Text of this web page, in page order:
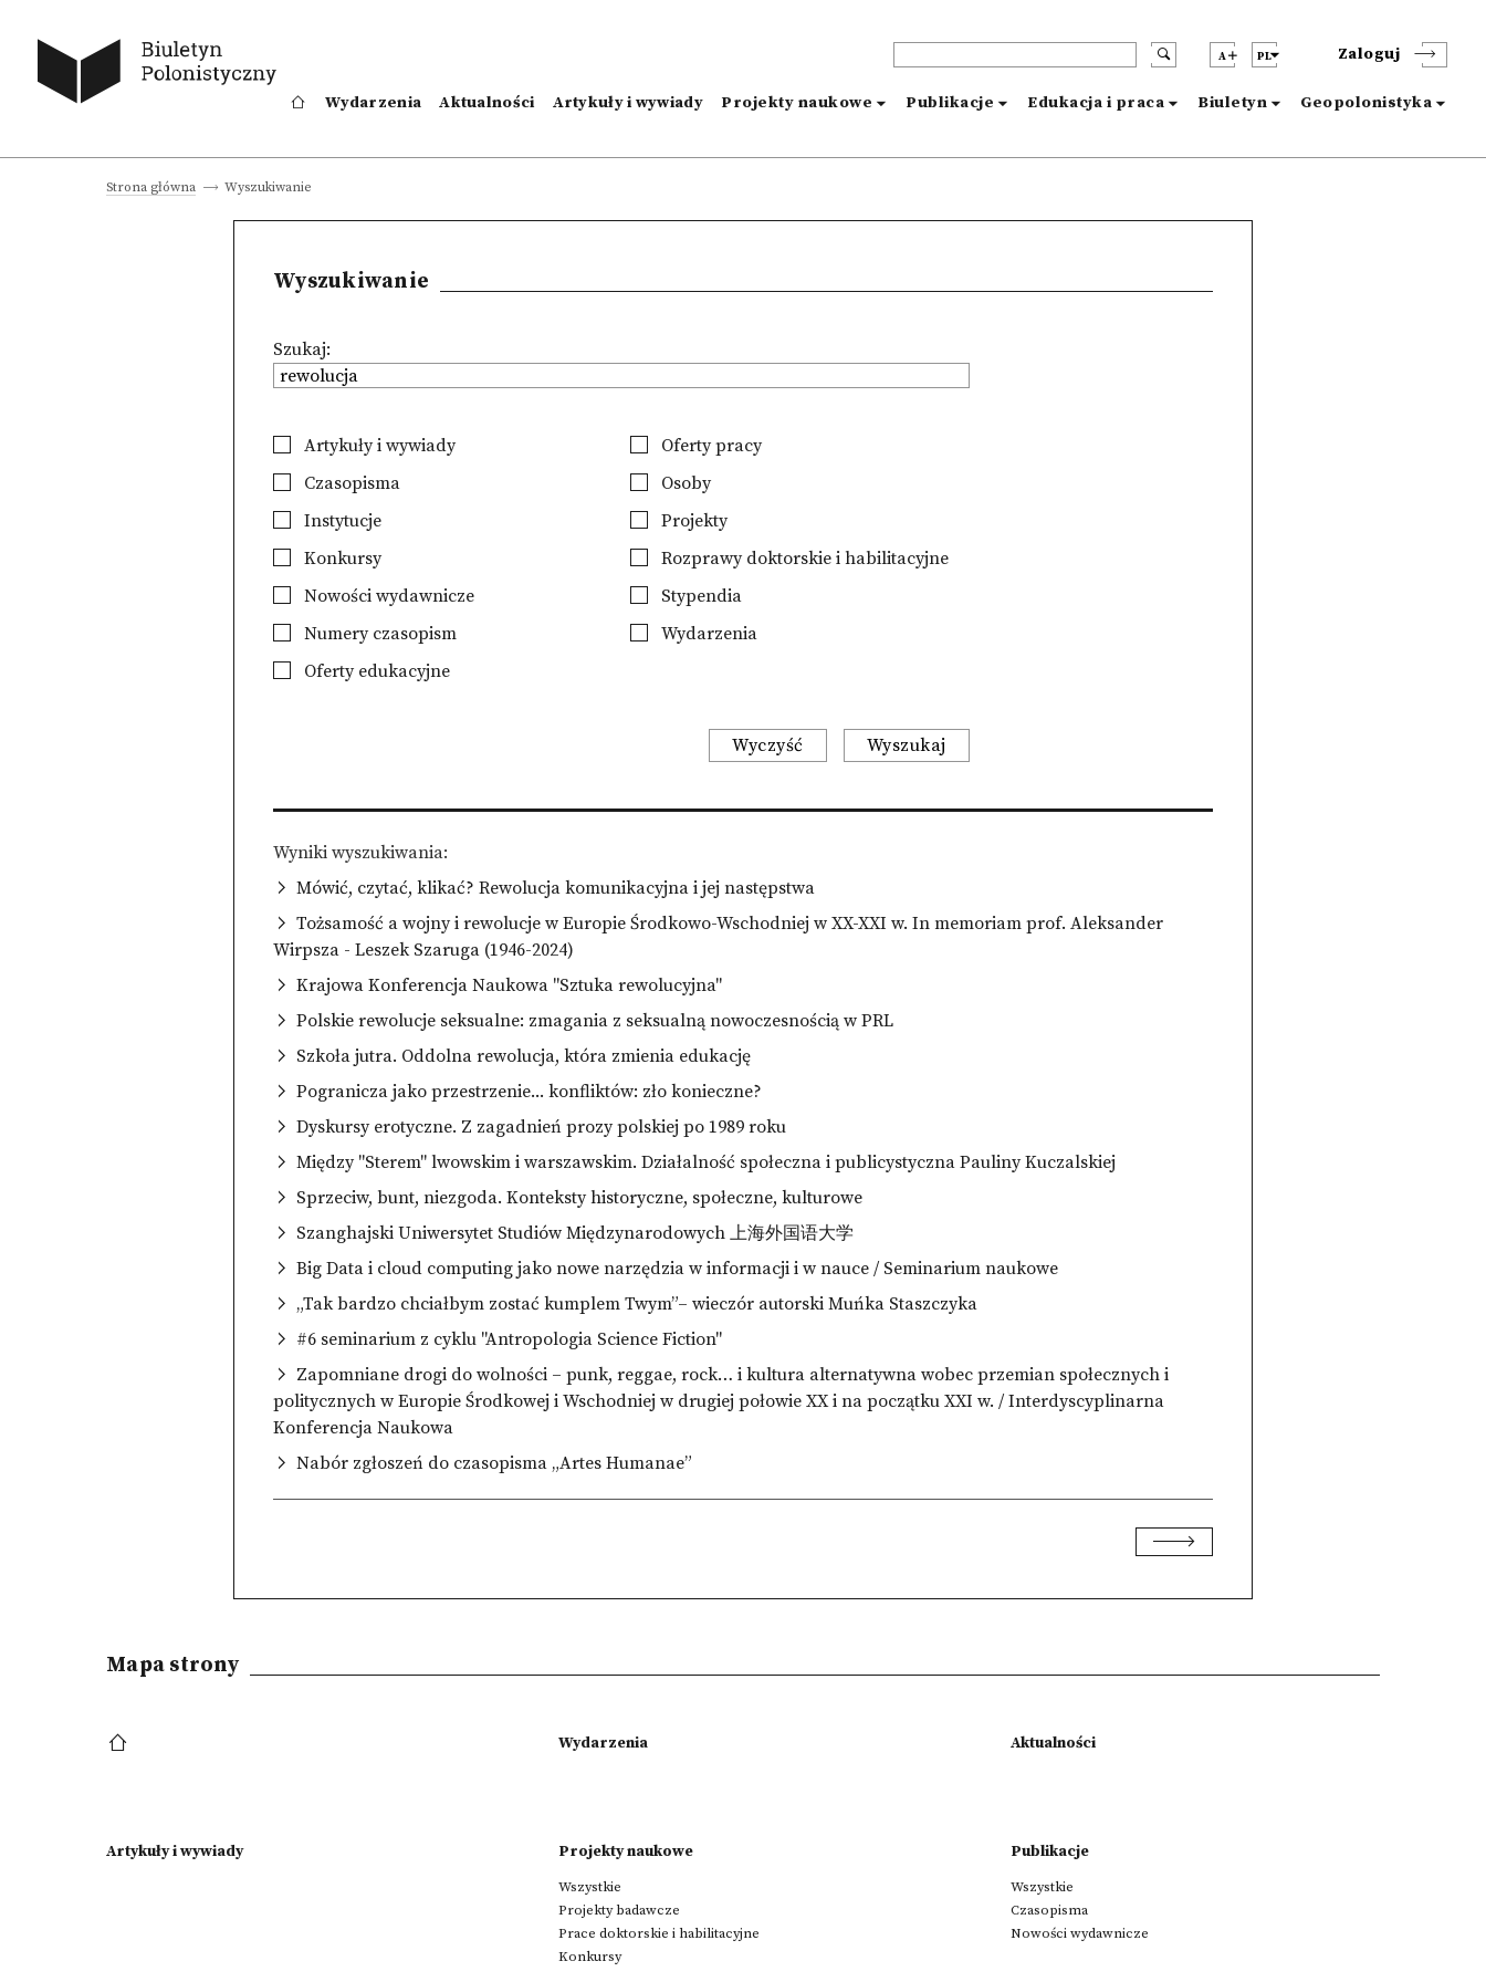
A PL Zaloguj
Wydarzenia Aktualności Artykuły i wywiady Projekty naukowe Publikacje Edukacja i praca Biuletyn Geopolonistyka
Strona główna Wyszukiwanie
Wyszukiwanie
Szukaj:
Artykuły i wywiady
Czasopisma
Instytucje
Konkursy
Nowości wydawnicze
Numery czasopism
Oferty edukacyjne
Oferty pracy
Osoby
Projekty
Rozprawy doktorskie i habilitacyjne
Stypendia
Wydarzenia
Wyczyść Wyszukaj
Wyniki wyszukiwania
Mówić, czytać, klikać? Rewolucja komunikacyjna i jej następstwa
Tożsamość a wojny i rewolucje w Europie Środkowo-Wschodniej w XX-XXI w. In memoriam prof. Aleksander
Wirpsza - Leszek Szaruga (1946-2024)
Krajowa Konferencja Naukowa "Sztuka rewolucyjna"
Polskie rewolucje seksualne: zmagania z seksualną nowoczesnością w PRL
Szkoła jutra. Oddolna rewolucja, która zmienia edukację
Pogranicza jako przestrzenie... konfliktów: zło konieczne?
Dyskursy erotyczne. Z zagadnień prozy polskiej po 1989 roku
Między "Sterem" lwowskim i warszawskim. Działalność społeczna i publicystyczna Pauliny Kuczalskiej
Sprzeciw, bunt, niezgoda. Konteksty historyczne, społeczne, kulturowe
Szanghajski Uniwersytet Studiów Międzynarodowych 上海外国语大学
Big Data i cloud computing jako nowe narzędzia w informacji i w nauce / Seminarium naukowe
„Tak bardzo chciałbym zostać kumplem Twym”– wieczór autorski Muńka Staszczyka
#6 seminarium z cyklu "Antropologia Science Fiction"
Zapomniane drogi do wolności – punk, reggae, rock… i kultura alternatywna wobec przemian społecznych i
politycznych w Europie Środkowej i Wschodniej w drugiej połowie XX i na początku XXI w. / Interdyscyplinarna
Konferencja Naukowa
Nabór zgłoszeń do czasopisma „Artes Humanae”
Mapa strony
Wydarzenia Aktualności
Artykuły i wywiady Projekty naukowe
Wszystkie
Projekty badawcze
Prace doktorskie i habilitacyjne
Konkursy
Publikacje
Wszystkie
Czasopisma
Nowości wydawnicze